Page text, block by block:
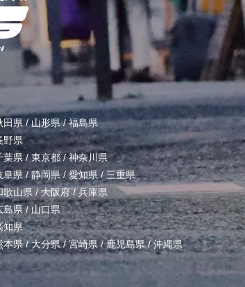
田県 /山形県/福島県
野県
葉県 /東京都/神奈川県
阜県/静岡県/ 愛知県 / 三重県
歌山県 /大阪府/兵庫県
島県/山口県
知県
本県/大分県/宮崎県/鹿児島県/沖縄県